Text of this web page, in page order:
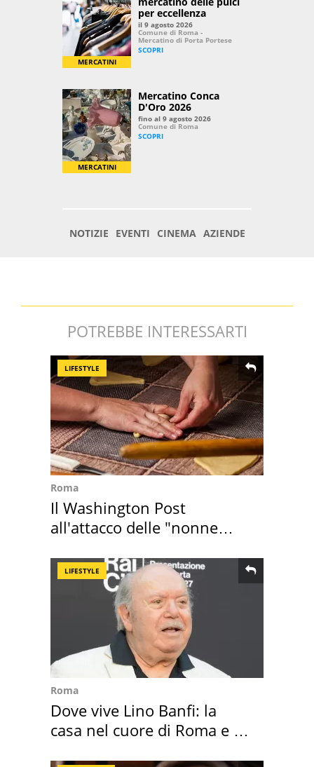
POTREBBE INTERESSARTI
LIFESTYLE
Roma
Il Washington Post
all'attacco delle "nonne
LIFESTYLE
Roma
Dove vive Lino Banfi: la
casa nel cuore di Roma e i